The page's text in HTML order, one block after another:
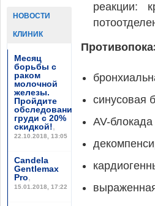
НОВОСТИ
КЛИНИК
Месяц
борьбы с
раком
молочной
железы.
Пройдите
обследование
груди с 20%
скидкой!,
22.10.2018, 13:05
Candela
Gentlemax
Pro,
15.01.2018, 17:22
реакции:
синусовая
AV-